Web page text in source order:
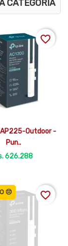
CATEGORÍA
Vista rápidaOutdoor -
Pun..
626.288
favorite_border
😔 favorite_border